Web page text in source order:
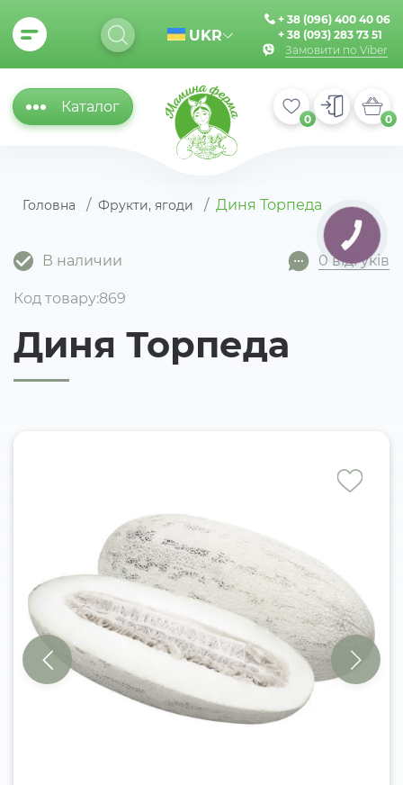
UKR
+ 38 (096) 400 40 06
+ 38 (093) 283 73 51
Замовити по Viber
Каталог
0 0
Головна Фрукти, ягоди Диня Торпеда
Код товару:869
Диня Торпеда
В наличии 0 відгуків
КНОПКА
ЗВ'ЯЗКУ